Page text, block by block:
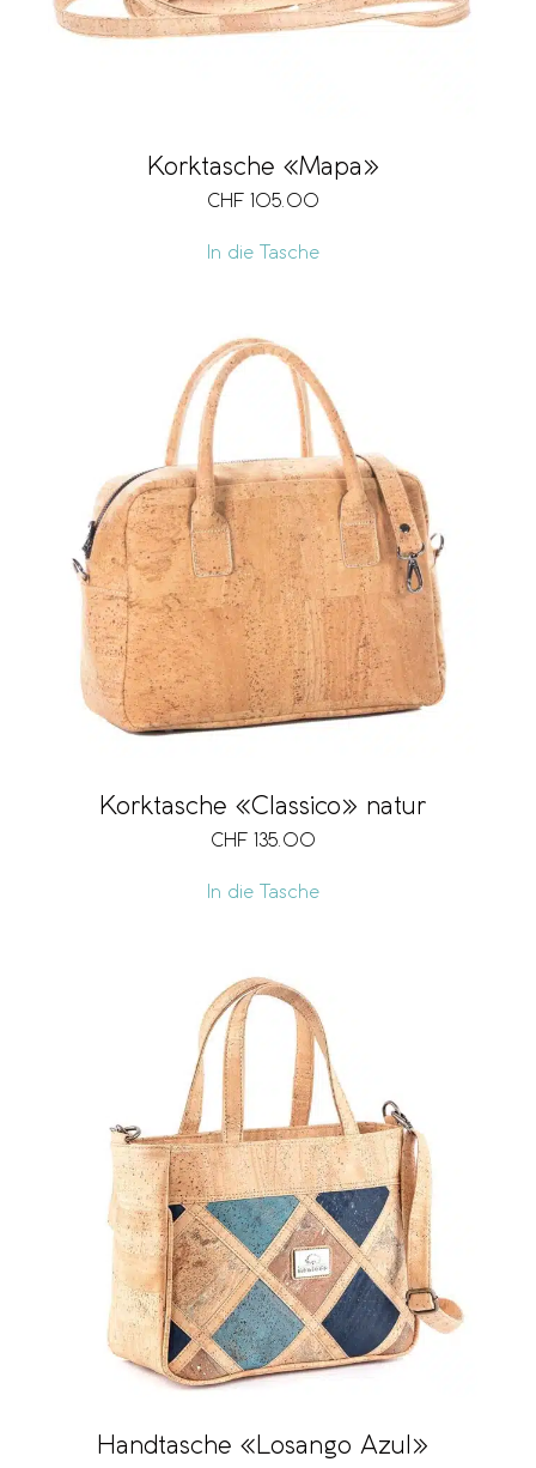
Korktasche «Mapa»
CHF 105.00
In die Tasche
Korktasche «Classico» natur
CHF 135.00
In die Tasche
Handtasche «Losango Azul»